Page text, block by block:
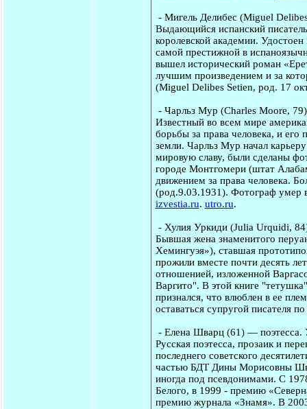
- Мигель Делибес (Miguel
Выдающийся испанский
королевской академии.
самой престижной в
вышел исторический роман
лучшим произведением и за
(Miguel Delibes Setien, род. 17
- Чарльз Мур (Charles Moore,
Известный во всем мире
борьбы за права человека, и его
земли. Чарльз Мур начал
мировую славу, были сделаны
городе Монтгомери (штат
движением за права человека.
(род.9.03.1931). Фотограф умер
izvestia.ru. utro.ru.
- Хулия Уркиди (Julia Urquidi,
Бывшая жена знаменитого
Хемингуэя»), ставшая
прожили вместе почти десять
отношенией, изложенной
Варгито". В этой книге
признался, что влюблен в ее
оставаться супругой писателя
- Елена Шварц (61) — поэтесса.
Русская поэтесса, прозаик и
последнего советского
частью БДТ Дины Морисовны
иногда под псевдонимами. C
Белого, в 1999 - премию
премию журнала «Знамя». В